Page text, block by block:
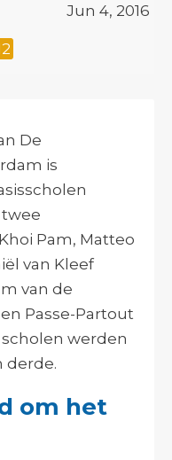
Jun 4, 2016
De
is
Pam, Matteo
van Kleef
van de
Passe-Partout
werden
derde.
om het